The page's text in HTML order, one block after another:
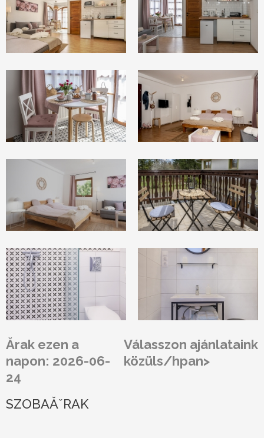
Ărak ezen a
napon: 2026-06-
24
Válasszon ajánlataink
közüls/hpan>
SZOBAĂˇRAK